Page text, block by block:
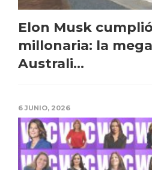
Elon Musk
millonaria: la
Australi...
6 JUNIO, 2026